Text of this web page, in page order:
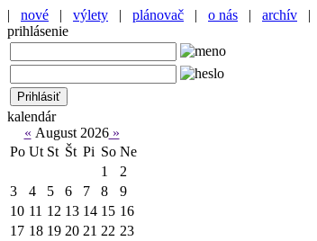
| nové | výlety | plánovač | o nás | archív |
prihlásenie
kalendár
« August 2026»
Po Ut St Št Pi So Ne
1
2
3
4 5 6 7 8
9
10 11 12 13 14 15 16
17 18 19 20 21 22 23